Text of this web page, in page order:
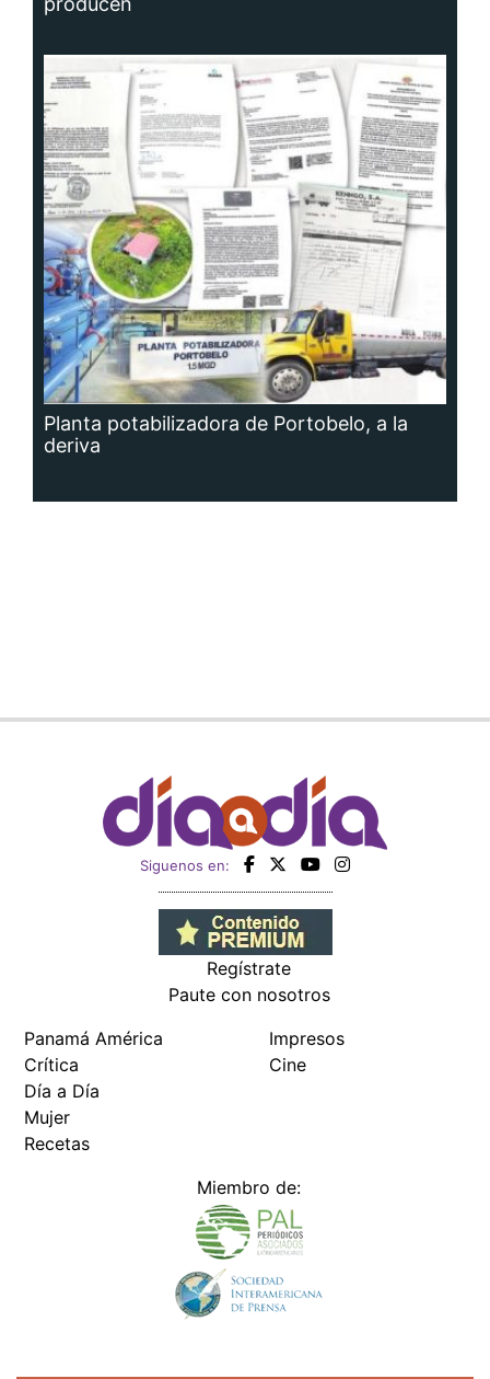
Planta potabilizadora de Portobelo, a la
deriva
Siguenos en:
Regístrate
Paute con nosotros
Crítica
Día a Día
Mujer
Recetas
Cine